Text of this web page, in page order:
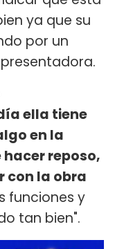
ya que su
por un
ella tiene
en la
reposo,
con la obra
funciones y
tan bien".